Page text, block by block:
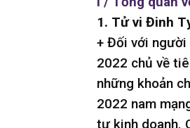
1. Tử vi Đinh
+ Đối với người
2022 chủ về
những khoản
2022 nam
tư kinh doanh.